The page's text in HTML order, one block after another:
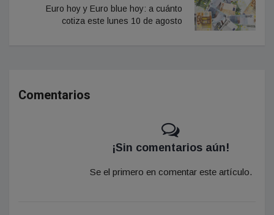
Euro hoy y Euro blue hoy: a cuánto
cotiza este lunes 10 de agosto
Comentarios
¡Sin comentarios aún!
Se el primero en comentar este artículo.